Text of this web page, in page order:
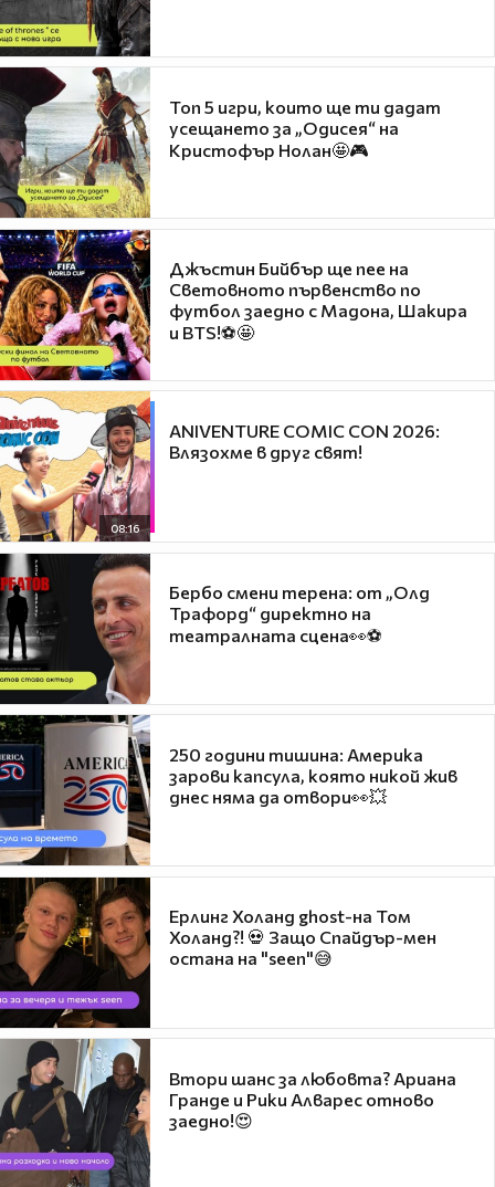
Топ 5 игри, които ще ти дадат
усещането за „Одисея“ на
Кристофър Нолан🤩🎮
Джъстин Бийбър ще пее на
Световното първенство по
футбол заедно с Мадона, Шакира
и BTS!⚽🤩
08:16
ANIVENTURE COMIC CON 2026:
Влязохме в друг свят!
Бербо смени терена: от „Олд
Трафорд“ директно на
театралната сцена👀⚽
250 години тишина: Америка
зарови капсула, която никой жив
днес няма да отвори👀💥
Ерлинг Холанд ghost-на Том
Холанд?! 💀 Защо Спайдър-мен
остана на "seen"😅
Втори шанс за любовта? Ариана
Гранде и Рики Алварес отново
заедно!😍